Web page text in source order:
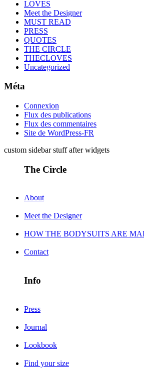
LOVES
Meet the Designer
MUST READ
PRESS
QUOTES
THE CIRCLE
THECLOVES
Uncategorized
Méta
Connexion
Flux des publications
Flux des commentaires
Site de WordPress-FR
custom sidebar stuff after widgets
The Circle
About
Meet the Designer
HOW THE BODYSUITS ARE
Contact
Info
Press
Journal
Lookbook
Find your size